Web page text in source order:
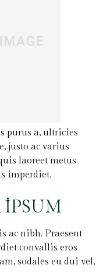
purus a, ultricies
justo ac varius
laoreet metus
imperdiet.
IPSUM
ac nibh. Praesent
convallis eros
sodales eu dui vel,